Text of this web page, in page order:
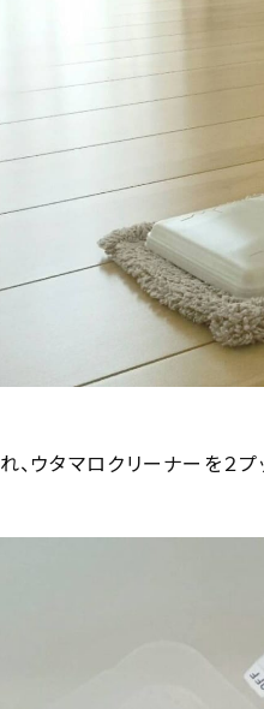
ウタマロクリーナーを２プ